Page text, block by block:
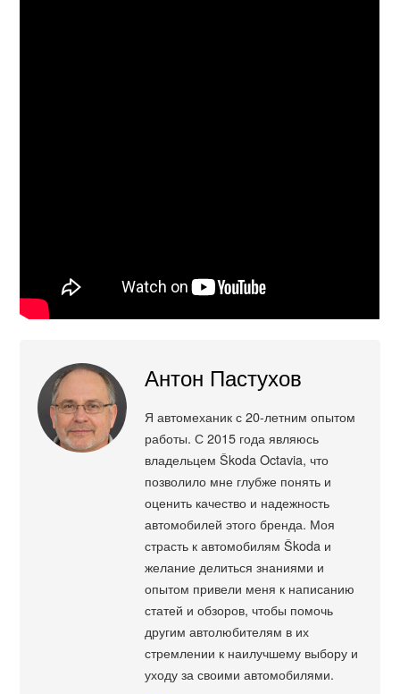
Антон Пастухов
Я автомеханик с 20-летним опытом
работы. С 2015 года являюсь
владельцем Škoda Octavia, что
позволило мне глубже понять и
оценить качество и надежность
автомобилей этого бренда. Моя
страсть к автомобилям Škoda и
желание делиться знаниями и
опытом привели меня к написанию
статей и обзоров, чтобы помочь
другим автолюбителям в их
стремлении к наилучшему выбору и
уходу за своими автомобилями.